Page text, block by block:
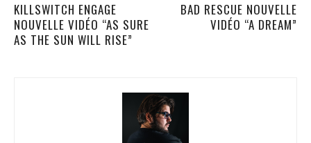
KILLSWITCH ENGAGE
NOUVELLE VIDÉO “AS SURE
AS THE SUN WILL RISE”
BAD RESCUE NOUVELLE
VIDÉO “A DREAM”